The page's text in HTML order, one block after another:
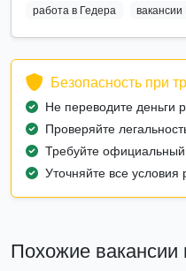
работа в Гедера
Безопасность при
Не переводите деньги
Проверяйте
Требуйте
Уточняйте все условия
Похожие